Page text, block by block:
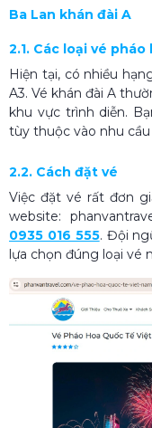
Ba Lan khán đài A
2.1. Các loại vé pháo
Hiện tại, có nhiều
A3. Vé khán đài A
khu vực trình diễn.
tùy thuộc vào nhu
2.2. Cách đặt vé
Việc đặt vé rất đơn
website:
0935 016 555. Đội
lựa chọn đúng loại vé